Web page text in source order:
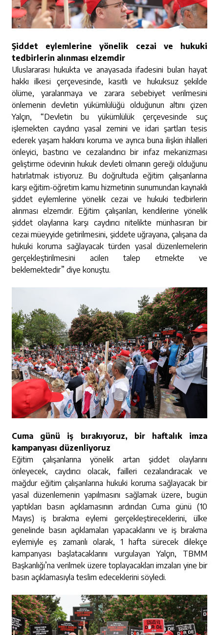
Şiddet eylemlerine yönelik cezai ve hukuki
tedbirlerin alınması elzemdir
Uluslararası hukukta ve anayasada ifadesini bulan hayat
hakkı ilkesi çerçevesinde, kasıtlı ve hukuksuz şekilde
ölüme, yaralanmaya ve zarara sebebiyet verilmesini
önlemenin devletin yükümlülüğü olduğunun altını çizen
Yalçın, “Devletin bu yükümlülük çerçevesinde suç
işlemekten caydırıcı yasal zemini ve idari şartları tesis
ederek yaşam hakkını koruma ve ayrıca buna ilişkin ihlalleri
önleyici, bastırıcı ve cezalandırıcı bir infaz mekanizması
geliştirme ödevinin hukuk devleti olmanın gereği olduğunu
hatırlatmak istiyoruz. Bu doğrultuda eğitim çalışanlarına
karşı eğitim-öğretim kamu hizmetinin sunumundan kaynaklı
şiddet eylemlerine yönelik cezai ve hukuki tedbirlerin
alınması elzemdir. Eğitim çalışanları, kendilerine yönelik
şiddet olaylarına karşı caydırıcı nitelikte münhasıran bir
cezai müeyyide getirilmesini, şiddete uğrayana, çalışana da
hukuki koruma sağlayacak türden yasal düzenlemelerin
gerçekleştirilmesini acilen talep etmekte ve
beklemektedir” diye konuştu.
Cuma günü iş bırakıyoruz, bir haftalık imza
kampanyası düzenliyoruz
Eğitim çalışanlarına yönelik artan şiddet olaylarını
önleyecek, caydırıcı olacak, failleri cezalandıracak ve
mağdur eğitim çalışanlarına hukuki koruma sağlayacak bir
yasal düzenlemenin yapılmasını sağlamak üzere, bugün
yaptıkları basın açıklamasının ardından Cuma günü (10
Mayıs) iş bırakma eylemi gerçekleştireceklerini, ülke
genelinde basın açıklamaları yapacaklarını ve iş bırakma
eylemiyle eş zamanlı olarak, 1 hafta sürecek dilekçe
kampanyası başlatacaklarını vurgulayan Yalçın, TBMM
Başkanlığı’na verilmek üzere toplayacakları imzaları yine bir
basın açıklamasıyla teslim edeceklerini söyledi.